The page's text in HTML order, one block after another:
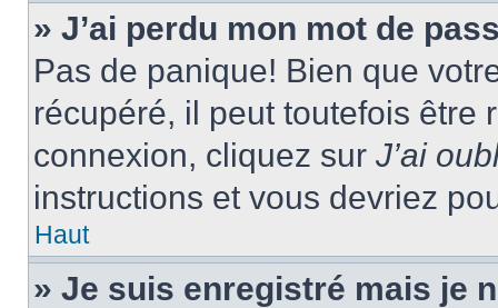
» J’ai perdu mon mot de
Pas de panique! Bien que
récupéré, il peut toutefois être
connexion, cliquez sur J’ai
instructions et vous devriez
Haut
» Je suis enregistré mais je